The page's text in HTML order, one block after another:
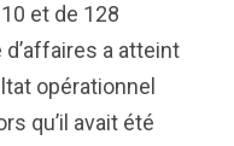
et de 128
a atteint
opérationnel
qu’il avait été